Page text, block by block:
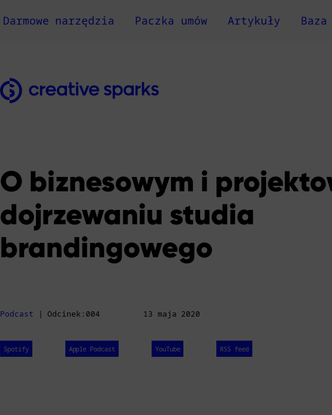
Darmowe narzędzia Paczka umów Artykuły
O biznesowym i
dojrzewaniu studia
brandingowego
Podcast | Odcinek:004 13 maja 2020
Spotify Apple Podcast YouTube RSS feed